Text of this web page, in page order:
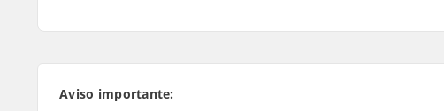
Aviso importante: